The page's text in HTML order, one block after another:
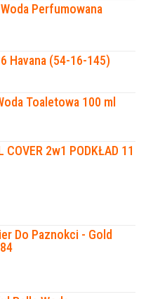
Perfumowana
Havana (54-16-145)
Toaletowa 100 ml
COVER 2w1 PODKŁAD 11
Do Paznokci - Gold